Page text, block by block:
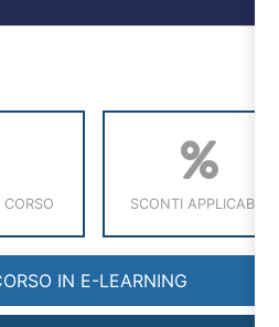
CORSO SCONTI APPLICABILI
IN E-LEARNING